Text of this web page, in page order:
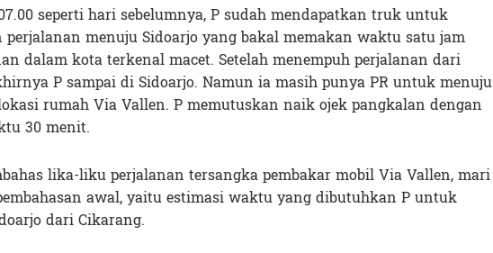
seperti hari sebelumnya, P sudah mendapatkan truk untuk
menuju Sidoarjo yang bakal memakan waktu satu jam
dalam kota terkenal macet. Setelah menempuh perjalanan dari
P sampai di Sidoarjo. Namun ia masih punya PR untuk menuju
rumah Via Vallen. P memutuskan naik ojek pangkalan dengan
30 menit.
lika-liku perjalanan tersangka pembakar mobil Via Vallen, mari
awal, yaitu estimasi waktu yang dibutuhkan P untuk
dari Cikarang.